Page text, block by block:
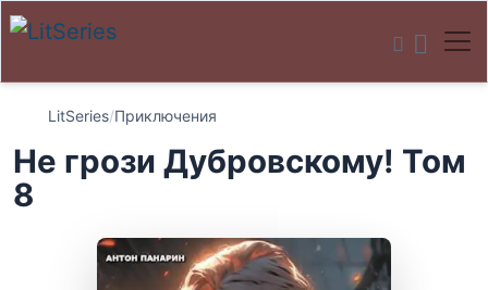
LitSeries/Приключения
Не грози Дубровскому! Том
8